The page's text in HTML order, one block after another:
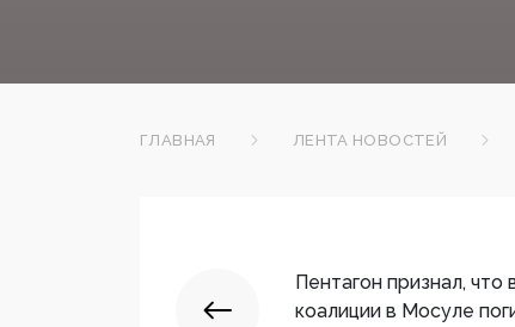
ГЛАВНАЯ ЛЕНТА НОВОСТЕЙ
Пентагон признал,
коалиции в Мосуле